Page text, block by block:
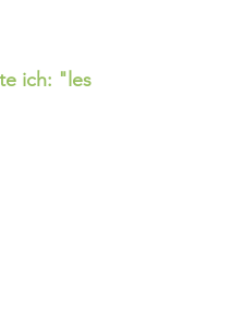
ich: "les